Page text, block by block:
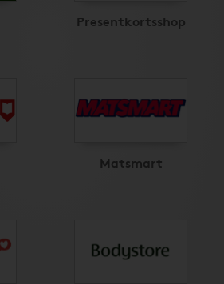
Presentkortsshop
Matsmart